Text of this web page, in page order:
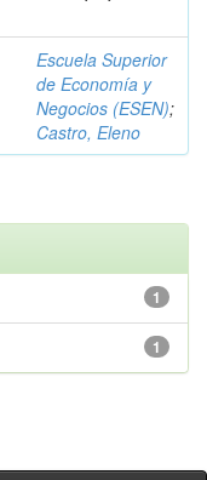
Escuela Superior
de Economía y
Negocios (ESEN);
Castro, Eleno
1
1